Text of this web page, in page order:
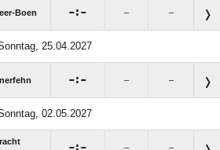
Boen : – –
25.04.2027
: – –
02.05.2027
: – –